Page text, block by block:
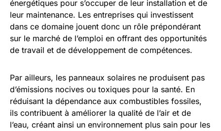
énergétiques pour s’occuper de leur installation et de
leur maintenance. Les entreprises qui investissent
dans ce domaine jouent donc un rôle prépondérant
sur le marché de l’emploi en offrant des opportunités
de travail et de développement de compétences.
Par ailleurs, les panneaux solaires ne produisent pas
d’émissions nocives ou toxiques pour la santé. En
réduisant la dépendance aux combustibles fossiles,
ils contribuent à améliorer la qualité de l’air et de
l’eau, créant ainsi un environnement plus sain pour les